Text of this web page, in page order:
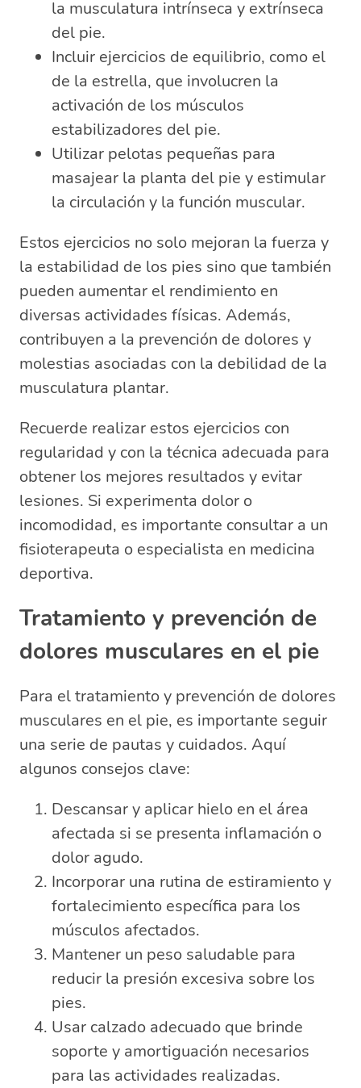
la musculatura intrínseca y extrínseca
del pie.
Incluir ejercicios de equilibrio, como el
de la estrella, que involucren la
activación de los músculos
estabilizadores del pie.
Utilizar pelotas pequeñas para
masajear la planta del pie y estimular
la circulación y la función muscular.
Estos ejercicios no solo mejoran la fuerza y
la estabilidad de los pies sino que también
pueden aumentar el rendimiento en
diversas actividades físicas. Además,
contribuyen a la prevención de dolores y
molestias asociadas con la debilidad de la
musculatura plantar.
Recuerde realizar estos ejercicios con
regularidad y con la técnica adecuada para
obtener los mejores resultados y evitar
lesiones. Si experimenta dolor o
incomodidad, es importante consultar a un
fisioterapeuta o especialista en medicina
deportiva.
Tratamiento y prevención de
dolores musculares en el pie
Para el tratamiento y prevención de dolores
musculares en el pie, es importante seguir
una serie de pautas y cuidados. Aquí
algunos consejos clave:
Descansar y aplicar hielo en el área
afectada si se presenta inflamación o
dolor agudo.
Incorporar una rutina de estiramiento y
fortalecimiento específica para los
músculos afectados.
Mantener un peso saludable para
reducir la presión excesiva sobre los
pies.
Usar calzado adecuado que brinde
soporte y amortiguación necesarios
para las actividades realizadas.